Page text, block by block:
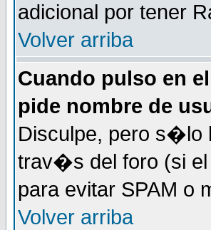
adicional por tener
Volver arriba
Cuando pulso en
pide nombre de
Disculpe, pero s�lo
trav�s del foro (si
para evitar SPAM o
Volver arriba